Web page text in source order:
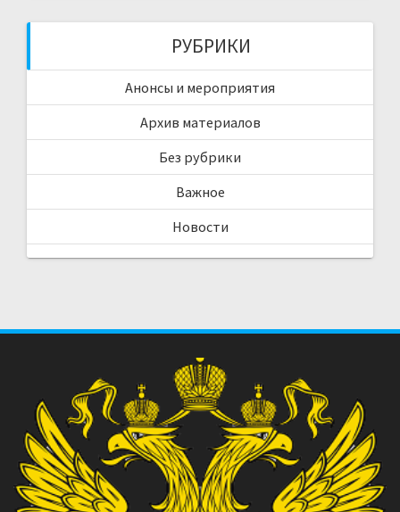
РУБРИКИ
Анонсы и мероприятия
Архив материалов
Без рубрики
Важное
Новости